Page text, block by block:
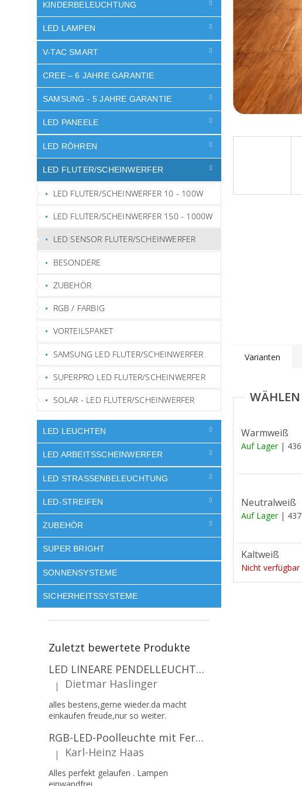
KINDERBELEUCHTUNG
LED LAMPEN
V-TAC SMART
CREE – 6 JAHRE GARANTIE
SAMSUNG - 5 JAHRE GARANTIE
LED PANEELE
LED RÖHREN
LED FLUTER/SCHEINWERFER
LED FLUTER/SCHEINWERFER 10 - 100W
LED FLUTER/SCHEINWERFER 150 - 1000W
LED SENSOR FLUTER/SCHEINWERFER
BESONDERE
ZUBEHÖR
RGB / FARBIG
VORTEILSPAKET
SAMSUNG LED FLUTER/SCHEINWERFER
SUPERPRO LED FLUTER/SCHEINWERFER
SOLAR - LED FLUTER/SCHEINWERFER
LED LEUCHTEN
LED ARBEITSSCHEINWERFER
LED STRASSENBELEUCHTUNG
LED-STREIFEN
ZUBEHÖR
SUPER BRIGHT
SONNENSYSTEME
SICHERHEITSSYSTEME
Zuletzt bewertete Produkte
LED LINEARE PENDELLEUCHTE EXECULINE 120CM, 30W, 3750LM, 96°, 4000K, IP20, WEISS [207806]
Die Produktbewertung beträgt 5 von 5 Sternen.
| Dietmar Haslinger
alles bestens,gerne wieder.da macht
einkaufen freude,nur so weiter.
RGB-LED-Poolleuchte mit Fernbedienung, 12W, 1260lm, PAR56, 12V, 1+1 gratis!
Die Produktbewertung beträgt 5 von 5 Sternen.
| Karl-Heinz Haas
Alles perfekt gelaufen . Lampen
Varianten
Warmweiß
Auf Lager | 436
Neutralweiß
Auf Lager | 437
Kaltweiß
Nicht verfügbar